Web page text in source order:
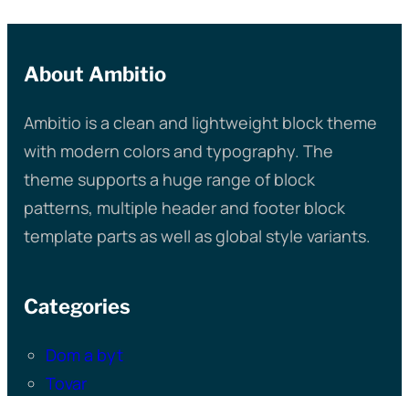
About Ambitio
Ambitio is a clean and lightweight block theme
with modern colors and typography. The
theme supports a huge range of block
patterns, multiple header and footer block
template parts as well as global style variants.
Categories
Dom a byt
Tovar